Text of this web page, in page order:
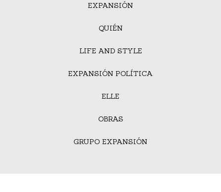
EXPANSIÓN
QUIÉN
LIFE AND STYLE
EXPANSIÓN POLÍTICA
ELLE
OBRAS
GRUPO EXPANSIÓN